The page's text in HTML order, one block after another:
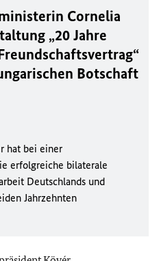
Cornelia
„20 Jahre
Botschaft
hat bei einer
erfolgreiche bilaterale
Deutschlands und
Jahrzehnten